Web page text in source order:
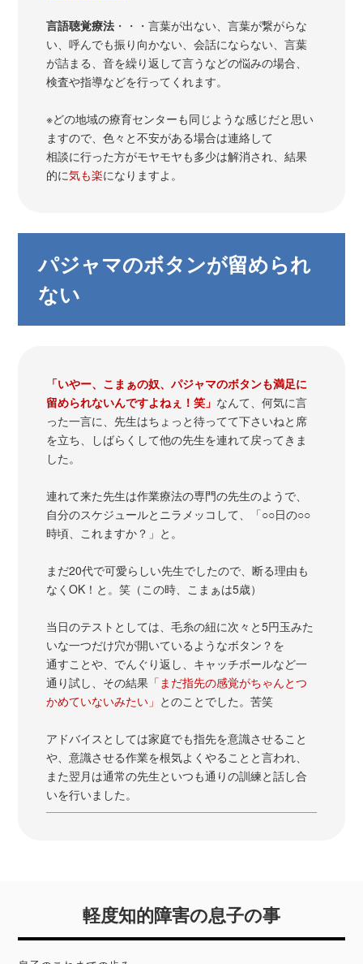
言語聴覚療法 ・・・言葉が出ない、言葉が繋がらな
い、呼んでも振り向かない、会話にならない、言葉
が詰まる、音を繰り返して言うなどの悩みの場合、
検査や指導などを行ってくれます。
※どの地域の療育センターも同じような感じだと思い
ますので、色々と不安がある場合は連絡して
相談に行った方がモヤモヤも多少は解消され、結果
的に気も楽になりますよ。
パジャマのボタンが留められ
ない
「いやー、こまぁの奴、パジャマのボタンも満足に
留められないんですよねぇ！笑」 なんて、何気に言
った一言に、先生はちょっと待ってて下さいねと席
を立ち、しばらくして他の先生を連れて戻ってきま
した。
連れて来た先生は作業療法の専門の先生のようで、
自分のスケジュールとニラメッコして、「○○日の○○
時頃、これますか？」と。
まだ20代で可愛らしい先生でしたので、断る理由も
なくOK！と。笑（この時、こまぁは5歳）
当日のテストとしては、毛糸の紐に次々と5円玉みた
いな一つだけ穴が開いているようなボタン？を
通すことや、でんぐり返し、キャッチボールなど一
通り試し、その結果 「まだ指先の感覚がちゃんとつ
かめていないみたい」 とのことでした。苦笑
アドバイスとしては家庭でも指先を意識させること
や、意識させる作業を根気よくやることと言われ、
また翌月は通常の先生といつも通りの訓練と話し合
いを行いました。
軽度知的障害の息子の事